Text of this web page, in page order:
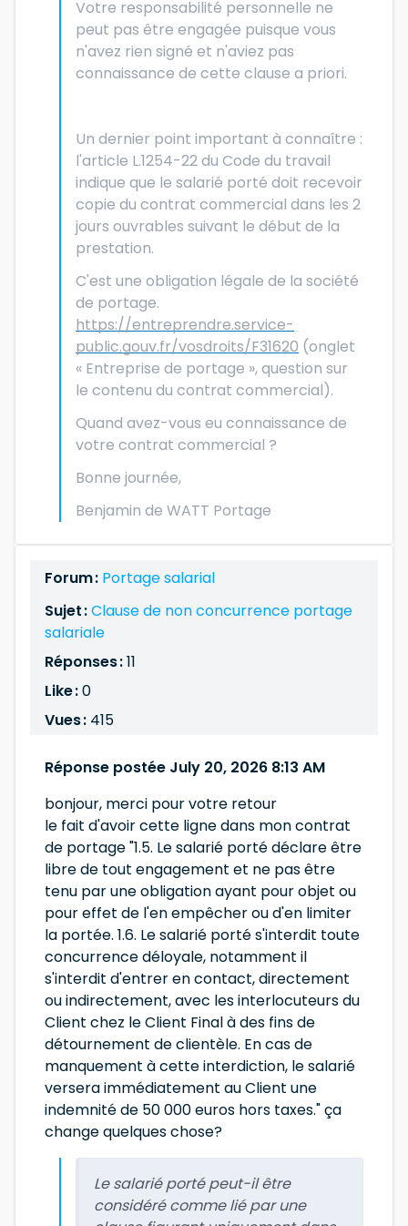
Votre responsabilité personnelle ne
peut pas être engagée puisque vous
n'avez rien signé et n'aviez pas
connaissance de cette clause a priori.
Un dernier point important à connaître :
l'article L.1254-22 du Code du travail
indique que le salarié porté doit recevoir
copie du contrat commercial dans les 2
jours ouvrables suivant le début de la
prestation.
C'est une obligation légale de la société
de portage.
https://entreprendre.service-
public.gouv.fr/vosdroits/F31620 (onglet
« Entreprise de portage », question sur
le contenu du contrat commercial).
Quand avez-vous eu connaissance de
votre contrat commercial ?
Bonne journée,
Benjamin de WATT Portage
Forum : Portage salarial
Sujet :Clause de non concurrence portage
salariale
Réponses :11
Like :0
Vues : 415
Réponse postée July 20, 2026 8:13 AM
bonjour, merci pour votre retour
le fait d'avoir cette ligne dans mon contrat
de portage "1.5. Le salarié porté déclare être
libre de tout engagement et ne pas être
tenu par une obligation ayant pour objet ou
pour effet de l'en empêcher ou d'en limiter
la portée. 1.6. Le salarié porté s'interdit toute
concurrence déloyale, notamment il
s'interdit d'entrer en contact, directement
ou indirectement, avec les interlocuteurs du
Client chez le Client Final à des fins de
détournement de clientèle. En cas de
manquement à cette interdiction, le salarié
versera immédiatement au Client une
indemnité de 50 000 euros hors taxes." ça
change quelques chose?
Le salarié porté peut-il être
considéré comme lié par une